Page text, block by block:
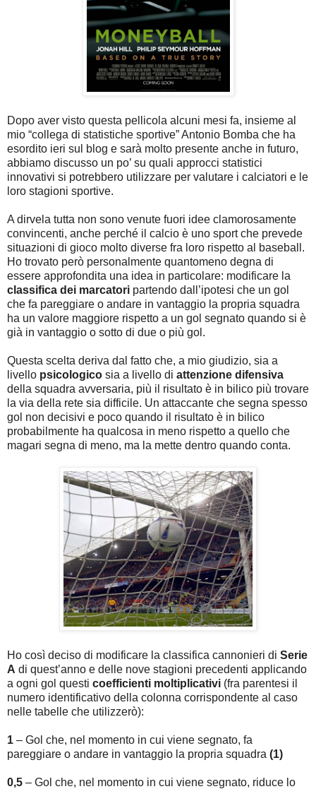
Dopo aver visto questa pellicola alcuni mesi fa, insieme al
mio “collega di statistiche sportive” Antonio Bomba che ha
esordito ieri sul blog e sarà molto presente anche in futuro,
abbiamo discusso un po’ su quali approcci statistici
innovativi si potrebbero utilizzare per valutare i calciatori e le
loro stagioni sportive.
A dirvela tutta non sono venute fuori idee clamorosamente
convincenti, anche perché il calcio è uno sport che prevede
situazioni di gioco molto diverse fra loro rispetto al baseball.
Ho trovato però personalmente quantomeno degna di
essere approfondita una idea in particolare: modificare la
classifica dei marcatori partendo dall’ipotesi che un gol
che fa pareggiare o andare in vantaggio la propria squadra
ha un valore maggiore rispetto a un gol segnato quando si è
già in vantaggio o sotto di due o più gol.
Questa scelta deriva dal fatto che, a mio giudizio, sia a
livello psicologico sia a livello di attenzione difensiva
della squadra avversaria, più il risultato è in bilico più trovare
la via della rete sia difficile. Un attaccante che segna spesso
gol non decisivi e poco quando il risultato è in bilico
probabilmente ha qualcosa in meno rispetto a quello che
magari segna di meno, ma la mette dentro quando conta.
Ho così deciso di modificare la classifica cannonieri di Serie
A di quest’anno e delle nove stagioni precedenti applicando
a ogni gol questi coefficienti moltiplicativi (fra parentesi il
numero identificativo della colonna corrispondente al caso
nelle tabelle che utilizzerò):
1 – Gol che, nel momento in cui viene segnato, fa
pareggiare o andare in vantaggio la propria squadra (1)
0,5 – Gol che, nel momento in cui viene segnato, riduce lo